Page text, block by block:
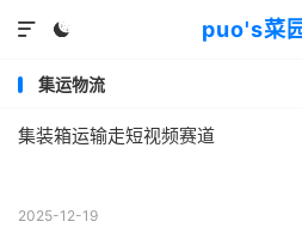
puo's菜


集运物流
集装箱运输走短视频赛道
2025-12-19